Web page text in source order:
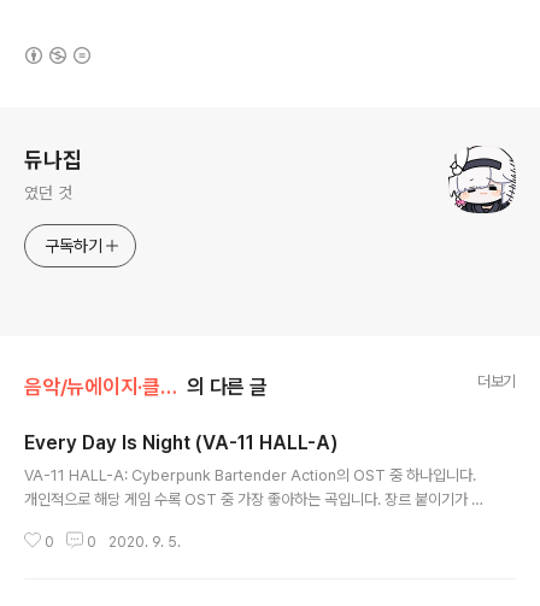
듀나집
였던 것
구독하기
음악/뉴에이지·클래식 의 다른 글 더보기
Every Day Is Night (VA-11 HALL-A)
VA-11 HALL-A: Cyberpunk Bartender Action의 OST 중 하나입니다.
개인적으로 해당 게임 수록 OST 중 가장 좋아하는 곡입니다. 장르 붙이기가 참
0 0 2020. 9. 5.